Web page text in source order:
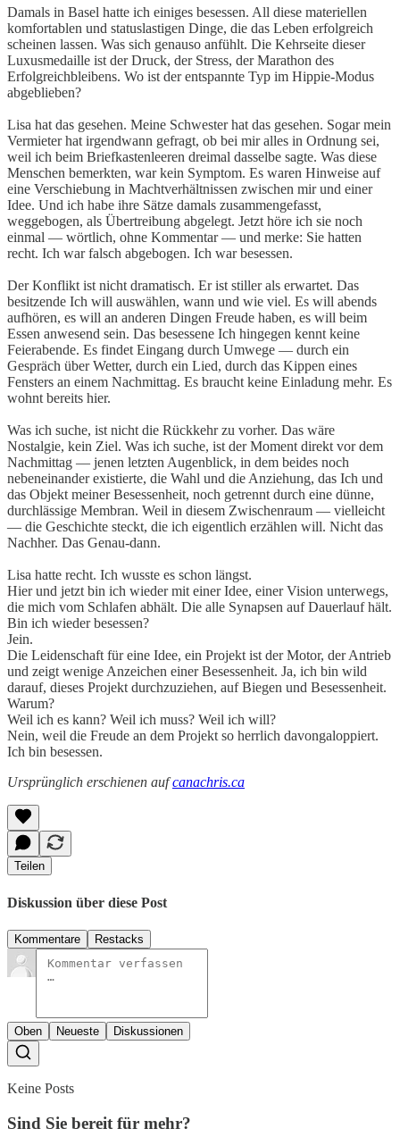
Damals in Basel hatte ich einiges besessen. All diese materiellen
komfortablen und statuslastigen Dinge, die das Leben erfolgreich
scheinen lassen. Was sich genauso anfühlt. Die Kehrseite dieser
Luxusmedaille ist der Druck, der Stress, der Marathon des
Erfolgreichbleibens. Wo ist der entspannte Typ im Hippie-Modus
abgeblieben?
Lisa hat das gesehen. Meine Schwester hat das gesehen. Sogar mein
Vermieter hat irgendwann gefragt, ob bei mir alles in Ordnung sei,
weil ich beim Briefkastenleeren dreimal dasselbe sagte. Was diese
Menschen bemerkten, war kein Symptom. Es waren Hinweise auf
eine Verschiebung in Machtverhältnissen zwischen mir und einer
Idee. Und ich habe ihre Sätze damals zusammengefasst,
weggebogen, als Übertreibung abgelegt. Jetzt höre ich sie noch
einmal — wörtlich, ohne Kommentar — und merke: Sie hatten
recht. Ich war falsch abgebogen. Ich war besessen.
Der Konflikt ist nicht dramatisch. Er ist stiller als erwartet. Das
besitzende Ich will auswählen, wann und wie viel. Es will abends
aufhören, es will an anderen Dingen Freude haben, es will beim
Essen anwesend sein. Das besessene Ich hingegen kennt keine
Feierabende. Es findet Eingang durch Umwege — durch ein
Gespräch über Wetter, durch ein Lied, durch das Kippen eines
Fensters an einem Nachmittag. Es braucht keine Einladung mehr. Es
wohnt bereits hier.
Was ich suche, ist nicht die Rückkehr zu vorher. Das wäre
Nostalgie, kein Ziel. Was ich suche, ist der Moment direkt vor dem
Nachmittag — jenen letzten Augenblick, in dem beides noch
nebeneinander existierte, die Wahl und die Anziehung, das Ich und
das Objekt meiner Besessenheit, noch getrennt durch eine dünne,
durchlässige Membran. Weil in diesem Zwischenraum — vielleicht
— die Geschichte steckt, die ich eigentlich erzählen will. Nicht das
Nachher. Das Genau-dann.
Lisa hatte recht. Ich wusste es schon längst.
Hier und jetzt bin ich wieder mit einer Idee, einer Vision unterwegs,
die mich vom Schlafen abhält. Die alle Synapsen auf Dauerlauf hält.
Bin ich wieder besessen?
Jein.
Die Leidenschaft für eine Idee, ein Projekt ist der Motor, der Antrieb
und zeigt wenige Anzeichen einer Besessenheit. Ja, ich bin wild
darauf, dieses Projekt durchzuziehen, auf Biegen und Besessenheit.
Warum?
Weil ich es kann? Weil ich muss? Weil ich will?
Nein, weil die Freude an dem Projekt so herrlich davongaloppiert.
Ich bin besessen.
Ursprünglich erschienen aufcanachris.ca
Teilen
Diskussion über diese Post
Kommentare Restacks
Oben Neueste Diskussionen
Keine Posts
Sind Sie bereit für mehr?